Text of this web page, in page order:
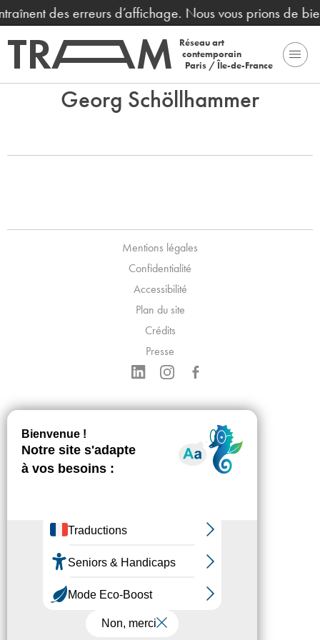
des erreurs d’affichage. Nous vous prions de
Réseau art
contemporain
Paris / Île-de-France
Georg Schöllhammer
Mentions légales
Confidentialité
Accessibilité
Plan du site
Crédits
Presse